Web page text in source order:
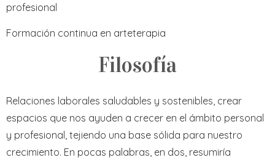
profesional
Formación continua en arteterapia
Filosofía
Relaciones laborales saludables y sostenibles, crear
espacios que nos ayuden a crecer en el ámbito personal
y profesional, tejiendo una base sólida para nuestro
crecimiento. En pocas palabras, en dos, resumiría